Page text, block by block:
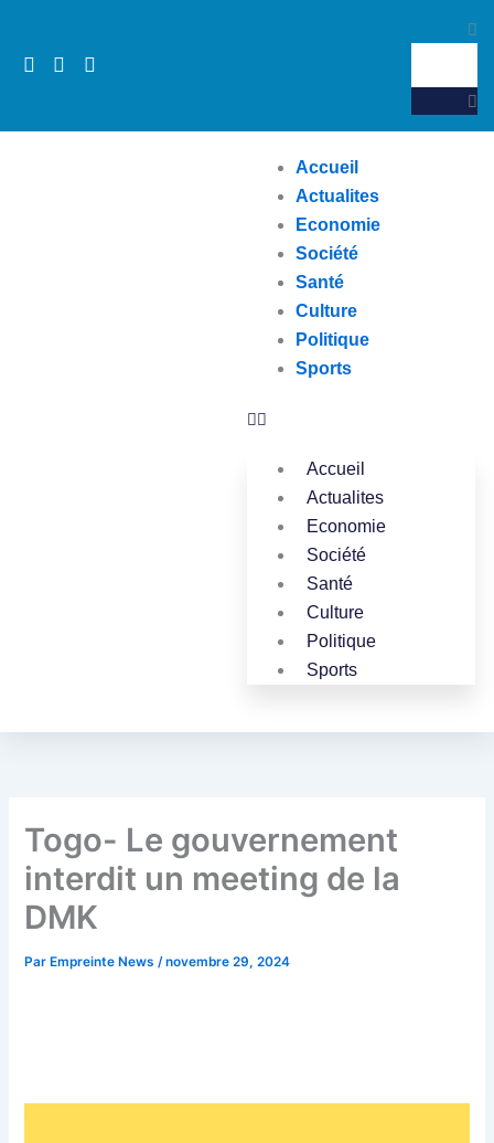
contenu
Accueil
Actualites
Economie
Société
Santé
Culture
Politique
Sports
Accueil
Actualites
Economie
Société
Santé
Culture
Politique
Sports
Togo- Le gouvernement
interdit un meeting de la
DMK
Par Empreinte News/novembre 29, 2024